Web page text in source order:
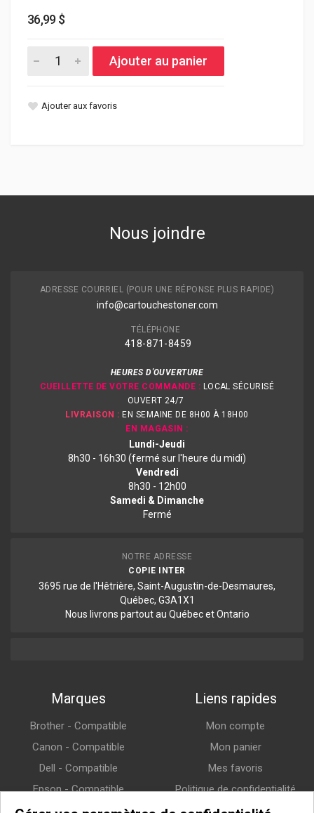
36,99 $
Ajouter au panier
Ajouter aux favoris
Nous joindre
ADRESSE COURRIEL (POUR UNE RÉPONSE PLUS RAPIDE)
info@cartouchestoner.com
TÉLÉPHONE
418-871 -8459
HEURES D'OUVERTURE
CUEILLETTE DE VOTRE COMMANDE : LOCAL SÉCURISÉ
OUVERT 24/7
LIVRAISON : EN SEMAINE DE 8H00 À 18H00
EN MAGASIN :
Lundi-Jeudi
8h30 - 16h30 (fermé sur l'heure du midi)
Vendredi
8h30 - 12h00
Samedi & Dimanche
Fermé
NOTRE ADRESSE
COPIE INTER
3695 rue de l'Hêtrière, Saint-Augustin-de-Desmaures,
Québec, G3A1X1
Nous livrons partout au Québec et Ontario
Marques
Brother - Compatible
Canon - Compatible
Dell - Compatible
Epson - Compatible
HP (Hewlett-Packard) -
Liens rapides
Mon compte
Mon panier
Mes favoris
Politique de confidentialité
Politique de retour